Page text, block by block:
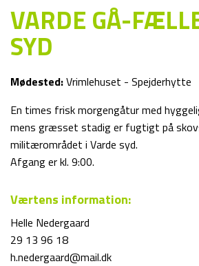
VARDE GÅ-
SYD
Mødested:Vrimlehuset - Spejderhytte
En times frisk morgengåtur med
mens græsset stadig er fugtigt på
militærområdet i Varde syd.
Afgang er kl. 9:00.
Værtens information:
Helle Nedergaard
29 13 96 18
h.nedergaard@mail.dk